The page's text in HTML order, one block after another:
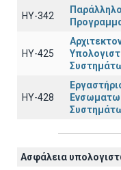
ΗΥ-342
ΗΥ-425
ΗΥ-428
Ασφάλεια